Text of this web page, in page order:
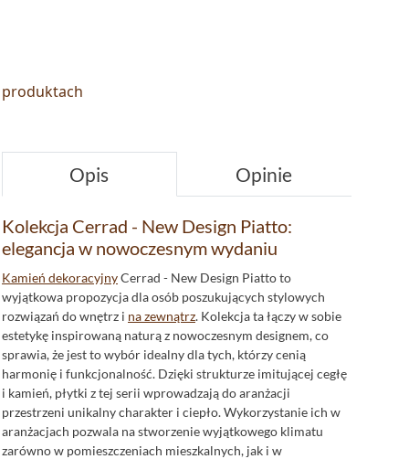
Opis Opinie
Kolekcja Cerrad - New Design Piatto:
elegancja w nowoczesnym wydaniu
Kamień dekoracyjnyCerrad - New Design Piatto to
wyjątkowa propozycja dla osób poszukujących stylowych
rozwiązań do wnętrz i na zewnątrz. Kolekcja ta łączy w sobie
estetykę inspirowaną naturą z nowoczesnym designem, co
sprawia, że jest to wybór idealny dla tych, którzy cenią
harmonię i funkcjonalność. Dzięki strukturze imitującej cegłę
i kamień, płytki z tej serii wprowadzają do aranżacji
przestrzeni unikalny charakter i ciepło. Wykorzystanie ich w
aranżacjach pozwala na stworzenie wyjątkowego klimatu
zarówno w pomieszczeniach mieszkalnych, jak i w